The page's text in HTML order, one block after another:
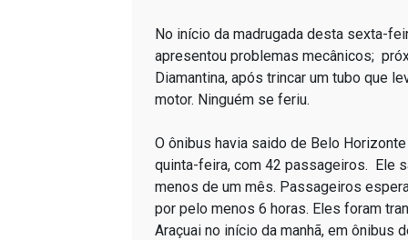
No início da madrugada desta sexta-
apresentou problemas mecânicos;
Diamantina, após trincar um tubo que
motor. Ninguém se feriu.
O ônibus havia saido de Belo
quinta-feira, com 42 passageiros. Ele
menos de um mês. Passageiros
por pelo menos 6 horas. Eles foram
Araçuai no início da manhã, em ônibus